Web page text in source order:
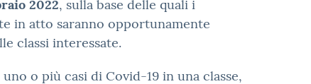
2022, sulla base delle quali i
in atto saranno opportunamente
classi interessate.
o più casi di Covid-19 in una classe,